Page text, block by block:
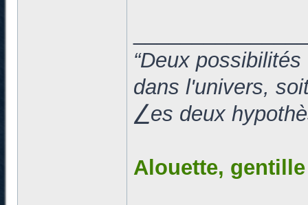
“Deux
dans l'univers,
⎳es deux
Alouette,